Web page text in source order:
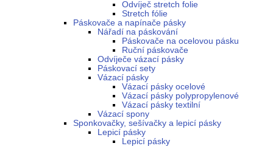
Odvíječ stretch folie
Stretch fólie
Páskovače a napínače pásky
Nářadí na páskování
Páskovače na ocelovou pásku
Ruční páskovače
Odvíječe vázací pásky
Páskovací sety
Vázací pásky
Vázací pásky ocelové
Vázací pásky polypropylenové
Vázací pásky textilní
Vázací spony
Sponkovačky, sešívačky a lepicí pásky
Lepicí pásky
Lepicí pásky